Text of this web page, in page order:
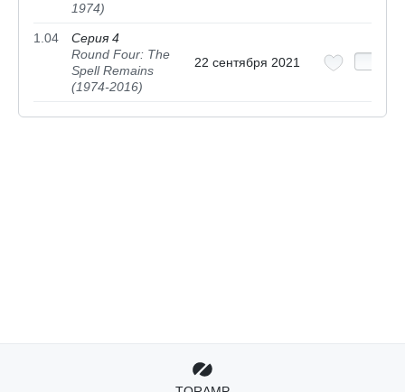
1974)
1.04
Серия 4
Round Four: The
Spell Remains
(1974-2016)
22 сентября 2021